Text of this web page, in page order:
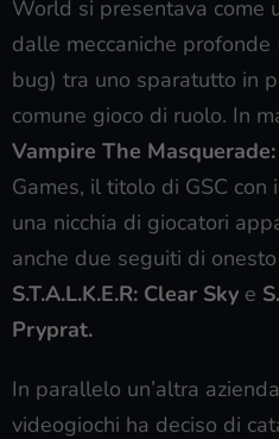
World si presentava come
dalle meccaniche
bug) tra uno sparatutto in
comune gioco di ruolo. In
Vampire The
Games, il titolo di GSC
una nicchia di giocatori
anche due seguiti di
S.T.A.L.K.E.R: Clear Sky e
Pryprat.
In parallelo un’altra
videogiochi ha deciso di